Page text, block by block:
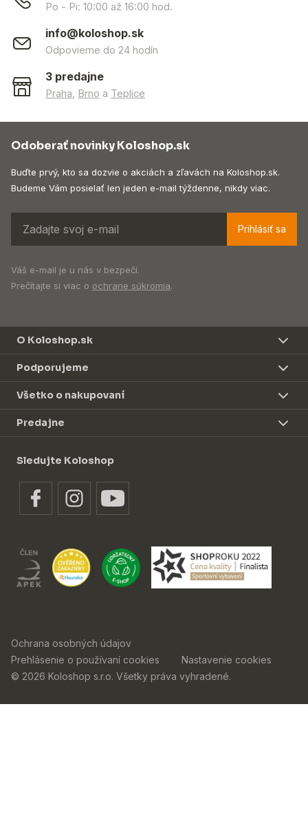
Po - Pi: 10:00 až 16:00 hod.
info@koloshop.sk
Odpovieme do 24 hodín
3 predajne
Praha Brno a Teplice
Odoberať novinky Koloshop.sk
Buďte prvý, kto sa dozvie o akciách a zľavách na Koloshop.sk.
Budeme Vám posielať len jeden e-mail týždenne, nikdy viac.
Prihlásiť sa
Váš e-mail je u nás v bezpečí.
Prečítajte si viac o ochrane súkromia.
O Koloshop.sk
Podporujeme
Všetko o nakupovaní
Predajne
Sledujte Koloshop
Ochrana osobných údajov
Prehlásenie o používaní cookies
Nastavenie cookies
© 2026 Koloshop s.r.o. Všetky práva vyhradené.